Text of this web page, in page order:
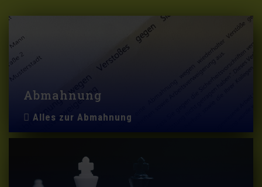
Abmahnung
Alles zur Abmahnung